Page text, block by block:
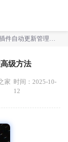
级方法
家 时间：2025-10-
12